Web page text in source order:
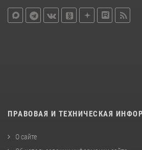
ПРАВОВАЯ И ТЕХНИЧЕСКАЯ
О сайте